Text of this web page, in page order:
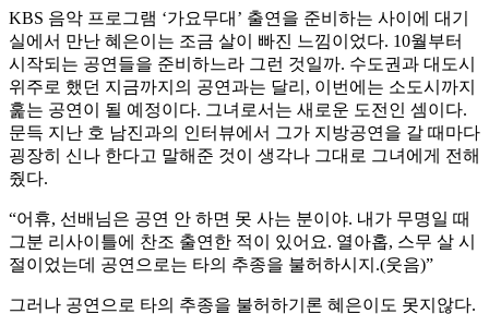
KBS 음악 프로그램 ‘가요무대’ 출연을 준비하는 사이에 대기
실에서 만난 혜은이는 조금 살이 빠진 느낌이었다. 10월부터
시작되는 공연들을 준비하느라 그런 것일까. 수도권과 대도시
위주로 했던 지금까지의 공연과는 달리, 이번에는 소도시까지
훑는 공연이 될 예정이다. 그녀로서는 새로운 도전인 셈이다.
문득 지난 호 남진과의 인터뷰에서 그가 지방공연을 갈 때마다
굉장히 신나 한다고 말해준 것이 생각나 그대로 그녀에게 전해
줬다.
“어휴, 선배님은 공연 안 하면 못 사는 분이야. 내가 무명일 때
그분 리사이틀에 찬조 출연한 적이 있어요. 열아홉, 스무 살 시
절이었는데 공연으로는 타의 추종을 불허하시지.(웃음)”
그러나 공연으로 타의 추종을 불허하기론 혜은이도 못지않다.